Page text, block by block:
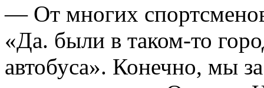
— От многих
«Да. были в таком-то
автобуса». Конечно, мы